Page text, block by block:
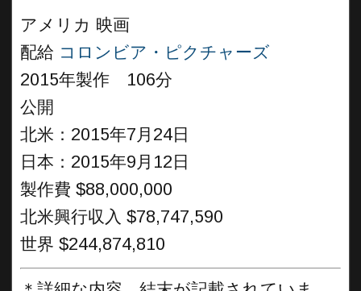
アメリカ 映画
配給 コロンビア・ピクチャーズ
2015年製作 106分
公開
北米：2015年7月24日
日本：2015年9月12日
製作費 $88,000,000
北米興行収入 $78,747,590
世界 $244,874,810